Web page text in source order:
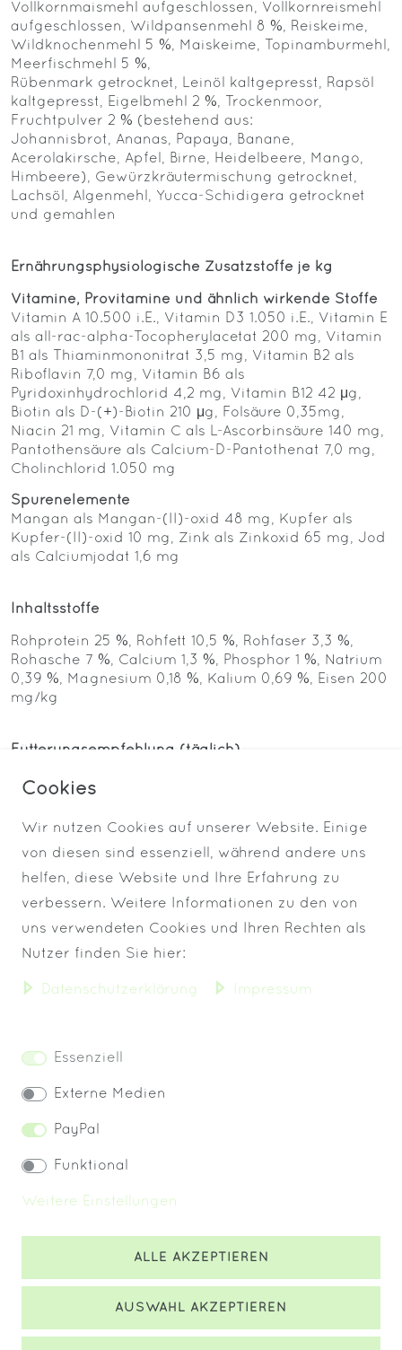
Vollkornmaismehl aufgeschlossen, Vollkornreismehl
aufgeschlossen, Wildpansenmehl 8 %, Reiskeime,
Wildknochenmehl 5 %, Maiskeime, Topinamburmehl,
Meerfischmehl 5 %,
Rübenmark getrocknet, Leinöl kaltgepresst, Rapsöl
kaltgepresst, Eigelbmehl 2 %, Trockenmoor,
Fruchtpulver 2 % (bestehend aus:
Johannisbrot, Ananas, Papaya, Banane,
Acerolakirsche, Apfel, Birne, Heidelbeere, Mango,
Himbeere), Gewürzkräutermischung getrocknet,
Lachsöl, Algenmehl, Yucca-Schidigera getrocknet
und gemahlen
Ernährungsphysiologische Zusatzstoffe je kg
Vitamine, Provitamine und ähnlich wirkende Stoffe
Vitamin A 10.500 i.E., Vitamin D3 1.050 i.E., Vitamin E
als all-rac-alpha-Tocopherylacetat 200 mg, Vitamin
B1 als Thiaminmononitrat 3,5 mg, Vitamin B2 als
Riboflavin 7,0 mg, Vitamin B6 als
Pyridoxinhydrochlorid 4,2 mg, Vitamin B12 42 μg,
Biotin als D-(+)-Biotin 210 μg, Folsäure 0,35mg,
Niacin 21 mg, Vitamin C als L-Ascorbinsäure 140 mg,
Pantothensäure als Calcium-D-Pantothenat 7,0 mg,
Cholinchlorid 1.050 mg
Spurenelemente
Mangan als Mangan-(II)-oxid 48 mg, Kupfer als
Kupfer-(II)-oxid 10 mg, Zink als Zinkoxid 65 mg, Jod
als Calciumjodat 1,6 mg
Inhaltsstoffe
Rohprotein 25 %, Rohfett 10,5 %, Rohfaser 3,3 %,
Rohasche 7 %, Calcium 1,3 %, Phosphor 1 %, Natrium
0,39 %, Magnesium 0,18 %, Kalium 0,69 %, Eisen 200
mg/kg
Fütterungsempfehlung (täglich)
Erwachsene Hunde 1,2 % des Körpergewichts
VERSAND BIS 13 UHR
KOSTENLOSER VERSAND
Widerrufs­recht
Cookies
Wir nutzen Cookies auf unserer Website. Einige
von diesen sind essenziell, während andere uns
helfen, diese Website und Ihre Erfahrung zu
verbessern. Weitere Informationen zu den von
uns verwendeten Cookies und Ihren Rechten als
Nutzer finden Sie hier:
Daten­schutz­erklärung Impressum
Essenziell
Externe Medien
PayPal
Funktional
Weitere Einstellungen
ALLE AKZEPTIEREN
AUSWAHL AKZEPTIEREN